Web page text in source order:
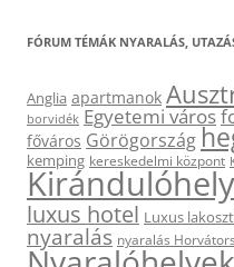
FÓRUM TÉMÁK NYARALÁS,
Anglia apartmanok
borvidék Egyetemi város
főváros Görögország
kemping kereskedelmi központ
luxus hotel Luxus
nyaralás nyaralás